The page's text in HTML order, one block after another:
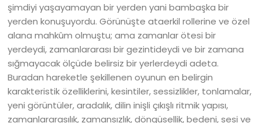
şimdiyi yaşayamayan bir yerden yani bambaşka bir
yerden konuşuyordu. Görünüşte ataerkil rollerine ve özel
alana mahkûm olmuştu; ama zamanlar ötesi bir
yerdeydi, zamanlararası bir gezintideydi ve bir zamana
sığmayacak ölçüde belirsiz bir yerlerdeydi adeta.
Buradan hareketle şekillenen oyunun en belirgin
karakteristik özelliklerini, kesintiler, sessizlikler, tonlamalar,
yeni görüntüler, aradalık, dilin inişli çıkışlı ritmik yapısı,
zamanlararasılık, zamansızlık, döngüsellik, bedeni, sesi ve